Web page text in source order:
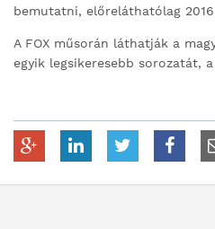
bemutatni, előreláthatólag
A FOX műsorán láthatják a
egyik legsikeresebb sorozatát,